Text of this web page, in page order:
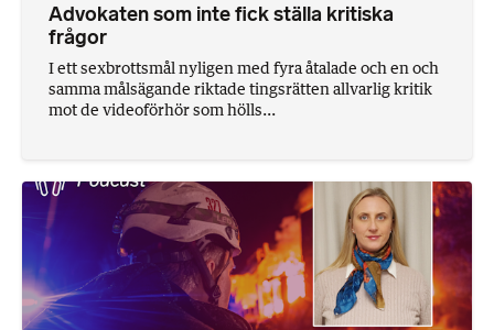
Advokaten som inte fick ställa kritiska
frågor
I ett sexbrottsmål nyligen med fyra åtalade och en och
samma målsägande riktade tingsrätten allvarlig kritik
mot de videoförhör som hölls...